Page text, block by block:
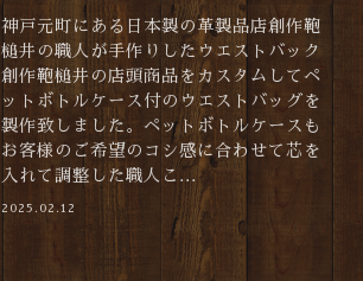
神戸元町にある日本製の革製品店創作鞄
槌井の職人が手作りしたウエストバック
創作鞄槌井の店頭商品をカスタムしてペ
ットボトルケース付のウエストバッグを
製作致しました。ペットボトルケースも
お客様のご希望のコシ感に合わせて芯を
入れて調整した職人こ...
2025.02.12